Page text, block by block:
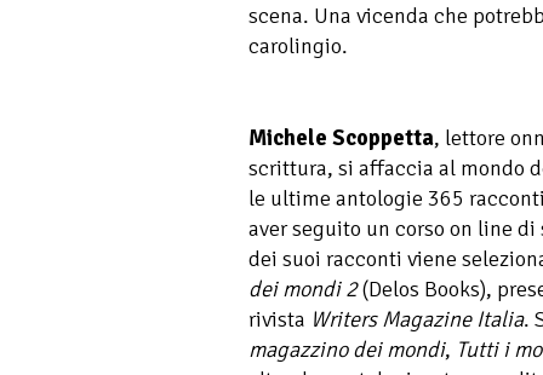
scena. Una vicenda che
carolingio.
Michele Scoppetta, lettore
scrittura, si affaccia al mondo
le ultime antologie 365
aver seguito un corso on line
dei suoi racconti viene
dei mondi 2(Delos Books),
rivista Writers Magazine Italia.
magazzino dei mondi, Tutti i